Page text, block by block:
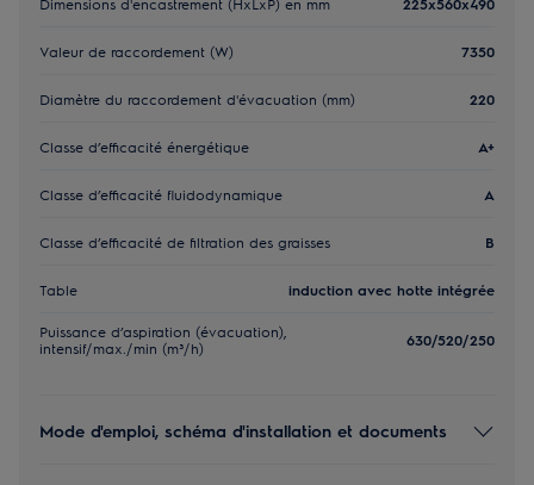
Valeur de raccordement (W) 7350
Diamètre du raccordement d'évacuation (mm) 220
Classe d’efficacité énergétique A+
Classe d’efficacité fluidodynamique A
Classe d’efficacité de filtration des graisses B
Table induction avec hotte intégrée
Puissance d’aspiration (évacuation),
intensif/max./min (m³/h)
630/520/250
Mode d'emploi, schéma d'installation et documents